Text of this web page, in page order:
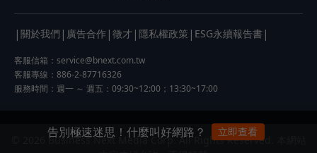
| 關於我們 | 廣告合作 | 徵才 | 隱私權政策 | ESG永續報告書 |
客服信箱： service@bnext.com.tw
客服專線：886-2-87716326
服務時間：週一 ～ 週五：09:30~12:00；13:30~17:00
© 2026 Business Next Media Corp. All Rights Reserved. 本網站
告別極速迷思！什麼叫好網路？ 立即查看